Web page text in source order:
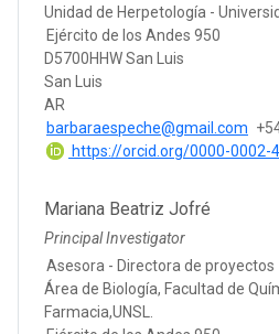
Unidad de Herpetología -
Ejército de los Andes 950
D5700HHW San Luis
San Luis
AR
barbaraespeche@gmail.com
https://orcid.org/0000-0002-
Mariana Beatriz Jofré
Principal Investigator
Asesora - Directora de proyectos
Área de Biología, Facultad de
Farmacia,UNSL.